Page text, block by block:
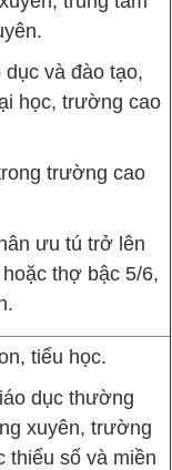
và đào tạo,
học, trường cao
trường cao
ưu tú trở lên
thợ bậc 5/6,
tiểu học.
dục thường
xuyên, trường
thiểu số và miền